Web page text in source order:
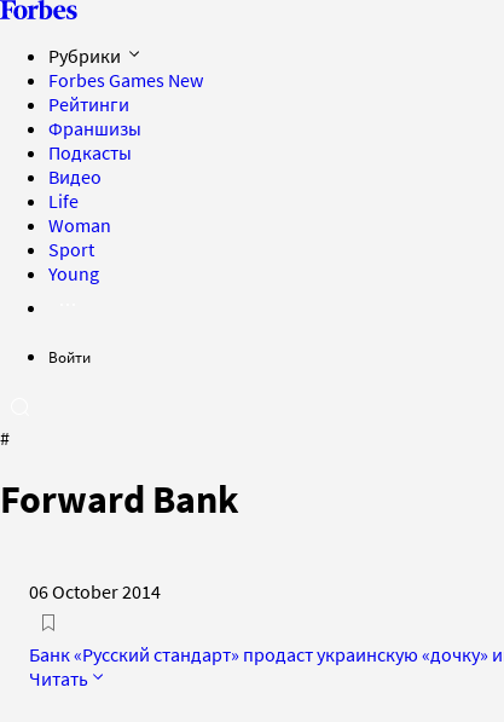
Рубрики
Forbes Games New
Рейтинги
Франшизы
Подкасты
Видео
Life
Woman
Sport
Young
Войти
#
Forward Bank
06 October 2014
Банк «Русский стандарт» продаст украинскую
Читать